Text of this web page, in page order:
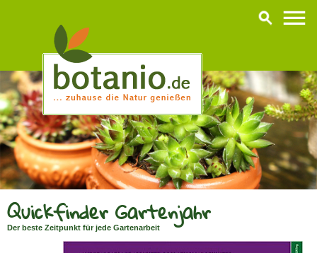
Quickfinder Gartenjahr
Der beste Zeitpunkt für jede Gartenarbeit